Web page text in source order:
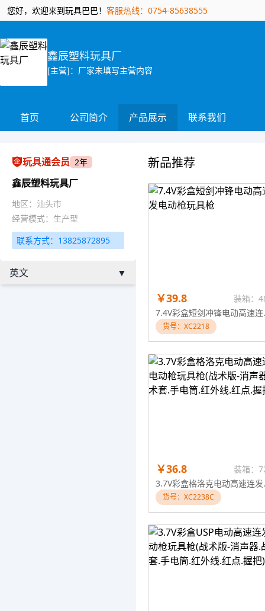
您好，欢迎来到玩具巴巴！ 客服热线：0754-85638555
鑫辰塑料玩具厂
[主营]：厂家未填写主营内容
首页 公司简介 产品展示 联系我们
玩具通会员 2年
鑫辰塑料玩具厂
地区：汕头市
经营模式：生产型
联系方式：13825872895
英文 ▼
新品推荐
￥39.8
装箱：
7.4V
货号：XC2218
￥36.8
装箱：
3.7V彩盒格
货号：XC2238C